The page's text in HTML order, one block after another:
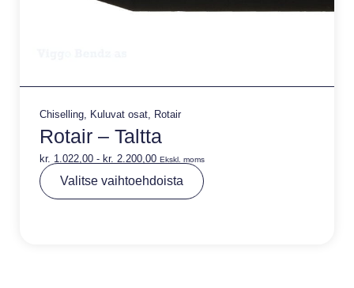
Chiselling, Kuluvat osat, Rotair
Rotair – Taltta
kr. 1.022,00 - kr. 2.200,00 Ekskl. moms
Valitse vaihtoehdoista